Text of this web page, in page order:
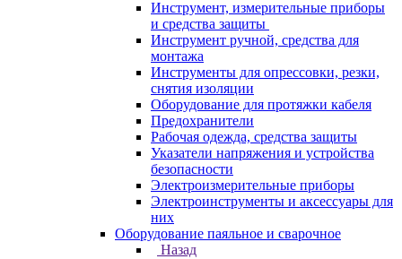
Инструмент, измерительные приборы
и средства защиты
Инструмент ручной, средства для
монтажа
Инструменты для опрессовки, резки,
снятия изоляции
Оборудование для протяжки кабеля
Предохранители
Рабочая одежда, средства защиты
Указатели напряжения и устройства
безопасности
Электроизмерительные приборы
Электроинструменты и аксессуары для
них
Оборудование паяльное и сварочное
Назад